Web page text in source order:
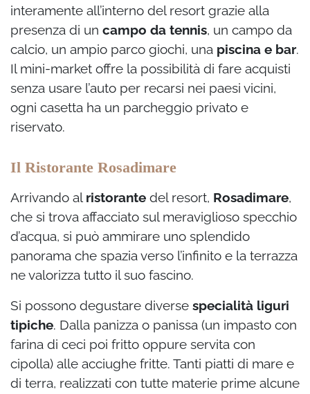
interamente all’interno del resort grazie alla
presenza di un campo da tennis, un campo da
calcio, un ampio parco giochi, una piscina e bar.
Il mini-market offre la possibilità di fare acquisti
senza usare l’auto per recarsi nei paesi vicini,
ogni casetta ha un parcheggio privato e
riservato.
Il Ristorante Rosadimare
Arrivando al ristorante del resort, Rosadimare,
che si trova affacciato sul meraviglioso specchio
d’acqua, si può ammirare uno splendido
panorama che spazia verso l’infinito e la terrazza
ne valorizza tutto il suo fascino.
Si possono degustare diverse specialità liguri
tipiche. Dalla panizza o panissa (un impasto con
farina di ceci poi fritto oppure servita con
cipolla) alle acciughe fritte. Tanti piatti di mare e
di terra, realizzati con tutte materie prime alcune